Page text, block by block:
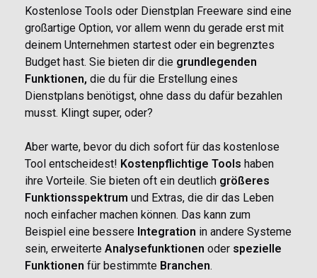
Kostenlose Tools oder Dienstplan Freeware sind eine
großartige Option, vor allem wenn du gerade erst mit
deinem Unternehmen startest oder ein begrenztes
Budget hast. Sie bieten dir diegrundlegenden
Funktionen, die du für die Erstellung eines
Dienstplans benötigst, ohne dass du dafür bezahlen
musst. Klingt super, oder?
Aber warte, bevor du dich sofort für das kostenlose
Tool entscheidest! Kostenpflichtige Tools haben
ihre Vorteile. Sie bieten oft ein deutlich größeres
Funktionsspektrum und Extras, die dir das Leben
noch einfacher machen können. Das kann zum
Beispiel eine bessere Integration in andere Systeme
sein, erweiterte Analysefunktionen oder spezielle
Funktionen für bestimmte Branchen.